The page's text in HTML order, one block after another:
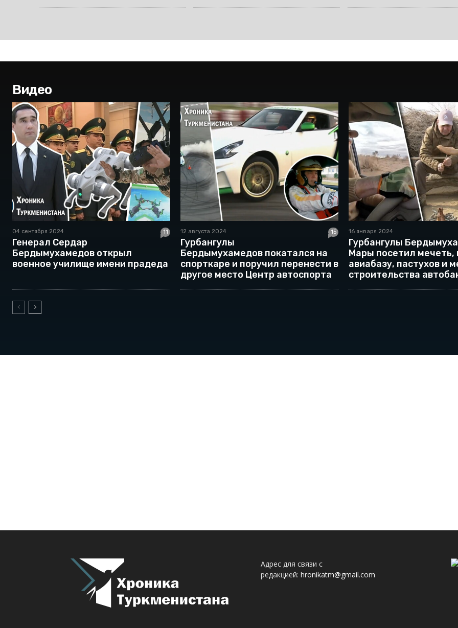
Видео
04 сентября 2024 11
Генерал Сердар
Бердымухамедов открыл
военное училище имени прадеда
12 августа 2024 15
Гурбангулы
Бердымухамедов покатался на
спорткаре и поручил перенести в
другое место Центр автоспорта
16 января 2024
Гурбангулы
Мары посетил мечеть,
авиабазу, пастухов и
строительства
Адрес для связи с
редакцией: hronikatm@gmail.com